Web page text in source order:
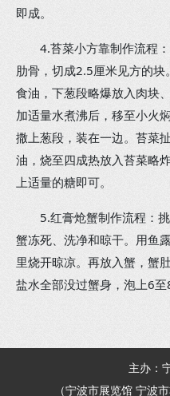
即成。
4.苔菜小方靠制作流程
肋骨，切成2.5厘米见方的
食油，下葱段略爆放入肉块
加适量水煮沸后，移至小火
撒上葱段，装在一边。苔菜
油，烧至四成热放入苔菜略
上适量的糖即可。
5.红膏炝蟹制作流程：
蟹冻死、洗净和晾干。用鱼
里烧开晾凉。再放入蟹，蟹
盐水全部没过蟹身，泡上6至
主办：
（宁波市展览馆 宁波